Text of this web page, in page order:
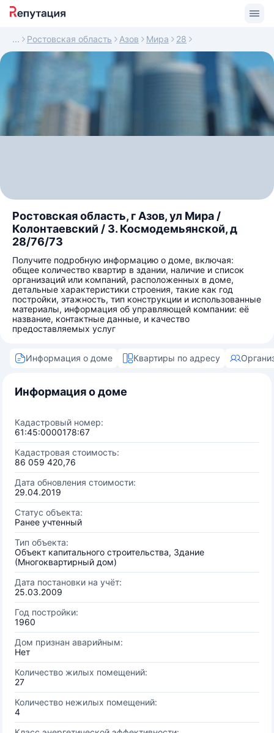
Ростовская область Азов Мира 28
Ростовская область, г Азов, ул Мира /
Колонтаевский / З. Космодемьянской, д
28/76/73
Получите подробную информацию о доме, включая:
общее количество квартир в здании, наличие и список
организаций или компаний, расположенных в доме,
детальные характеристики строения, такие как год
постройки, этажность, тип конструкции и использованные
материалы, информация об управляющей компании: её
название, контактные данные, и качество
предоставляемых услуг
Информация о доме Квартиры по адресу
Информация о доме
Кадастровый номер:
61:45:0000178:67
Кадастровая стоимость:
86 059 420,76
Дата обновления стоимости:
29.04.2019
Статус объекта:
Ранее учтенный
Тип объекта:
Объект капитального строительства, Здание
(Многоквартирный дом)
Дата постановки на учёт:
25.03.2009
Год постройки:
1960
Дом признан аварийным:
Нет
Количество жилых помещений:
27
Количество нежилых помещений:
4